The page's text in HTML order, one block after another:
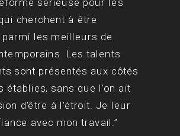
sérieuse pour les
cherchent à être
parmi les meilleurs de
Les talents
sont présentés aux côtés
établies, sans que l'on ait
d'être à l'étroit. Je leur
avec mon travail.”